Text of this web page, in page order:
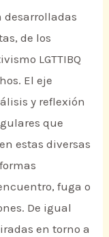
desarrolladas
de los
LGTTIBQ
El eje
y reflexión
que
estas diversas
fuga o
De igual
en torno a